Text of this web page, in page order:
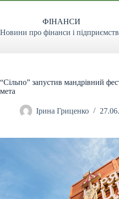
Перейти
ФІНАНСИ
Новини про фінанси і
“Сільпо” запустив мандрівний
мета
Ірина Гриценко